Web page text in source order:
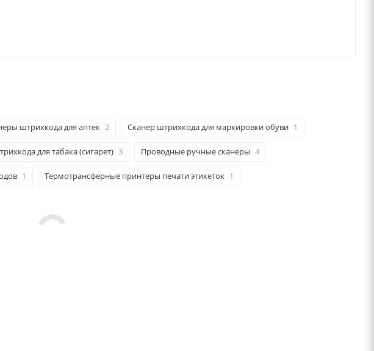
штрихкода для аптек 2 Сканер штрихкода для маркировки обуви 1
для табака (сигарет) 3 Проводные ручные сканеры 4
1 Термотрансферные принтеры печати этикеток 1